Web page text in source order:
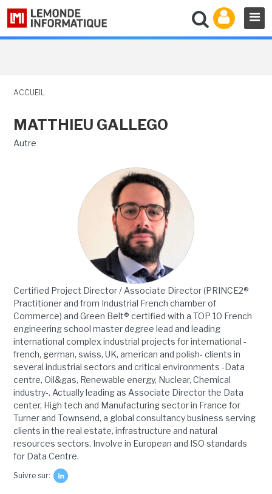
ACCUEIL
MATTHIEU GALLEGO
Autre
Certified Project Director / Associate Director (PRINCE2®
Practitioner and from Industrial French chamber of
Commerce) and Green Belt® certified with a TOP 10 French
engineering school master degree lead and leading
international complex industrial projects for international -
french, german, swiss, UK, american and polish- clients in
several industrial sectors and critical environments -Data
centre, Oil&gas, Renewable energy, Nuclear, Chemical
industry-. Actually leading as Associate Director the Data
center, High tech and Manufacturing sector in France for
Turner and Townsend, a global consultancy business serving
clients in the real estate, infrastructure and natural
resources sectors. Involve in European and ISO standards
for Data Centre.
Suivre sur: